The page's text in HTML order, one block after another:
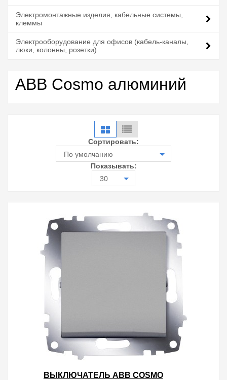
Электромонтажные изделия, кабельные системы,
клеммы
Электрооборудование для офисов (кабель-каналы,
люки, колонны, розетки)
ABB Cosmo алюминий
Сортировать:
По умолчанию
Показывать:
30
ВЫКЛЮЧАТЕЛЬ ABB COSMO